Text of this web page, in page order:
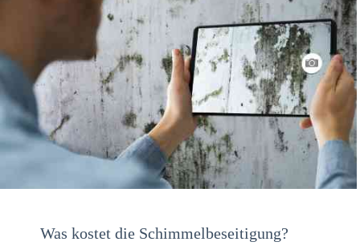
Was kostet die Schimmelbeseitigung?